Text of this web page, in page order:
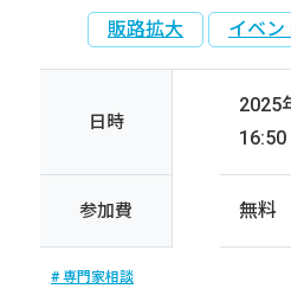
販路拡大 イベン
日時
2025
16:50
参加費 無料
専門家相談